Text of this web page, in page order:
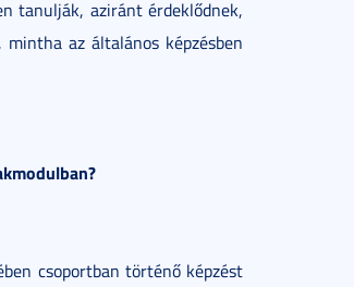
tanulják, aziránt érdeklődnek,
az általános képzésben
csoportban történő képzést